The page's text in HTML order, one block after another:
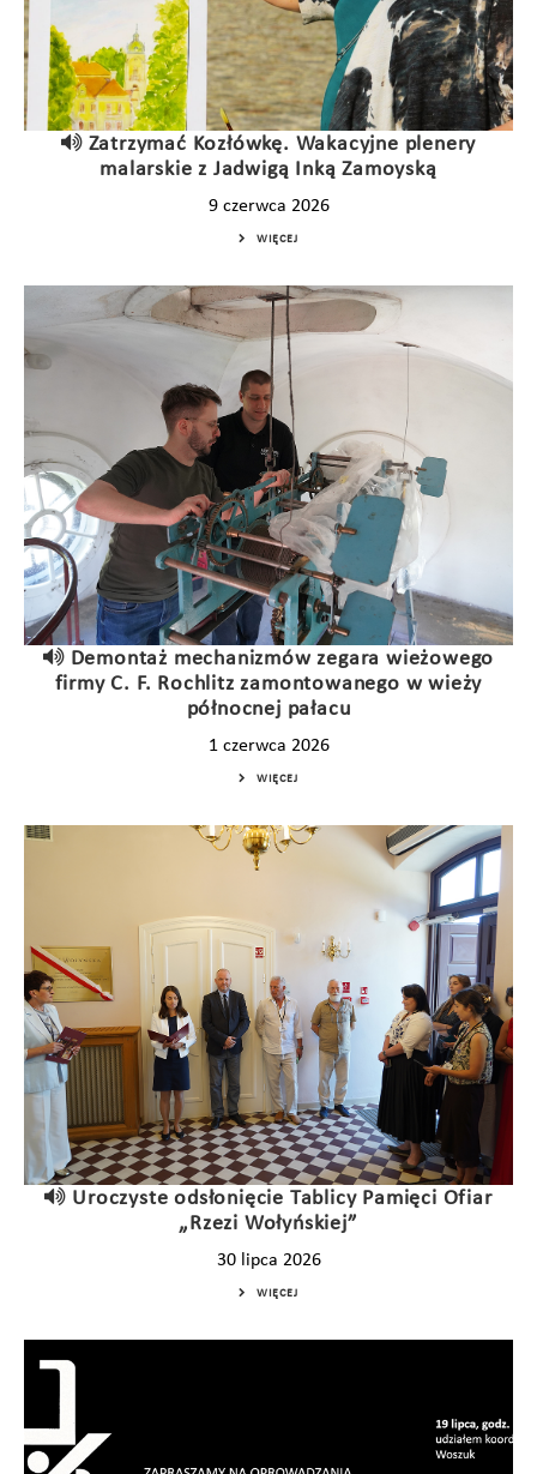
Zatrzymać Kozłówkę. Wakacyjne plenery
malarskie z Jadwigą Inką Zamoyską
9 czerwca 2026
WIĘCEJ
Demontaż mechanizmów zegara wieżowego
firmy C. F. Rochlitz zamontowanego w wieży
północnej pałacu
1 czerwca 2026
WIĘCEJ
Uroczyste odsłonięcie Tablicy Pamięci Ofiar
„Rzezi Wołyńskiej”
30 lipca 2026
WIĘCEJ